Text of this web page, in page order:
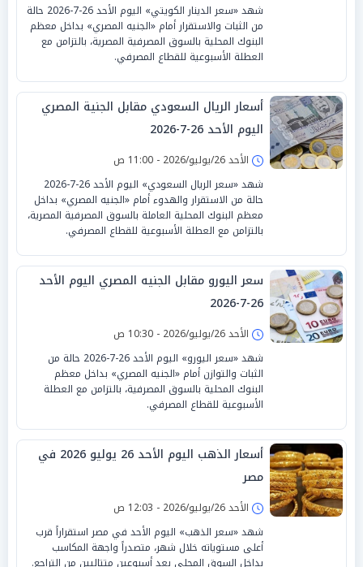
شهد «سعر الدينار الكويتي» اليوم الأحد 26-7-2026 حالة
من الثبات والاستقرار أمام «الجنيه المصري» بداخل معظم
البنوك المحلية بالسوق المصرفية المصرية، بالتزامن مع
العطلة الأسبوعية للقطاع المصرفي.
أسعار الريال السعودي مقابل الجنية المصري
اليوم الأحد 26-7-2026
الأحد 26/يوليو/2026 - 11:00 ص
شهد «سعر الريال السعودي» اليوم الأحد 26-7-2026
حالة من الاستقرار والهدوء أمام «الجنيه المصري» بداخل
معظم البنوك المحلية العاملة بالسوق المصرفية المصرية،
بالتزامن مع العطلة الأسبوعية للقطاع المصرفي.
سعر اليورو مقابل الجنيه المصري اليوم الأحد
26-7-2026
الأحد 26/يوليو/2026 - 10:30 ص
شهد «سعر اليورو» اليوم الأحد 26-7-2026 حالة من
الثبات والتوازن أمام «الجنيه المصري» بداخل معظم
البنوك المحلية بالسوق المصرفية، بالتزامن مع العطلة
الأسبوعية للقطاع المصرفي.
أسعار الذهب اليوم الأحد 26 يوليو 2026 في
مصر
الأحد 26/يوليو/2026 - 12:03 ص
شهد «سعر الذهب» اليوم الأحد في مصر استقراراً قرب
أعلى مستوياته خلال شهر، متصدراً واجهة المكاسب
بداخل السوق المحلي بعد أسبوعين متتاليين من التراجع.